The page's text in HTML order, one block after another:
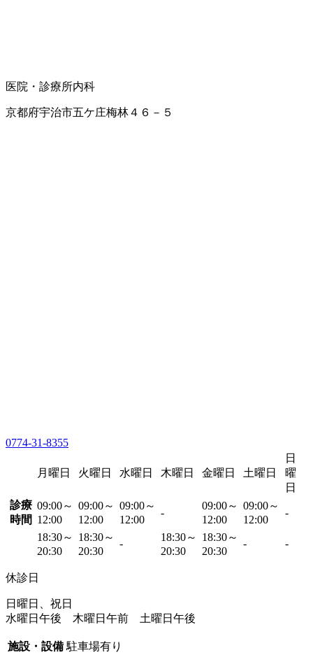
医院・診療所内科
京都府宇治市五ケ庄梅林４６－５
0774-31-8355
月曜日 火曜日 水曜日 木曜日 金曜日 土曜日
日
曜
日
診療
時間
09:00～
12:00
09:00～
12:00
09:00～
12:00
-
09:00～
12:00
09:00～
12:00
-
18:30～
20:30
18:30～
20:30
-
18:30～
20:30
18:30～
20:30
- -
休診日
日曜日、祝日
水曜日午後 木曜日午前 土曜日午後
施設・設備 駐車場有り